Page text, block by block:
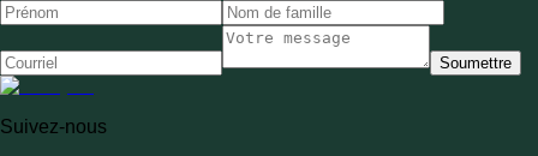
Soumettre
Suivez-nous